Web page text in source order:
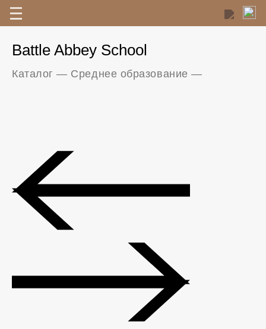
Battle Abbey School
Каталог — Среднее образование —